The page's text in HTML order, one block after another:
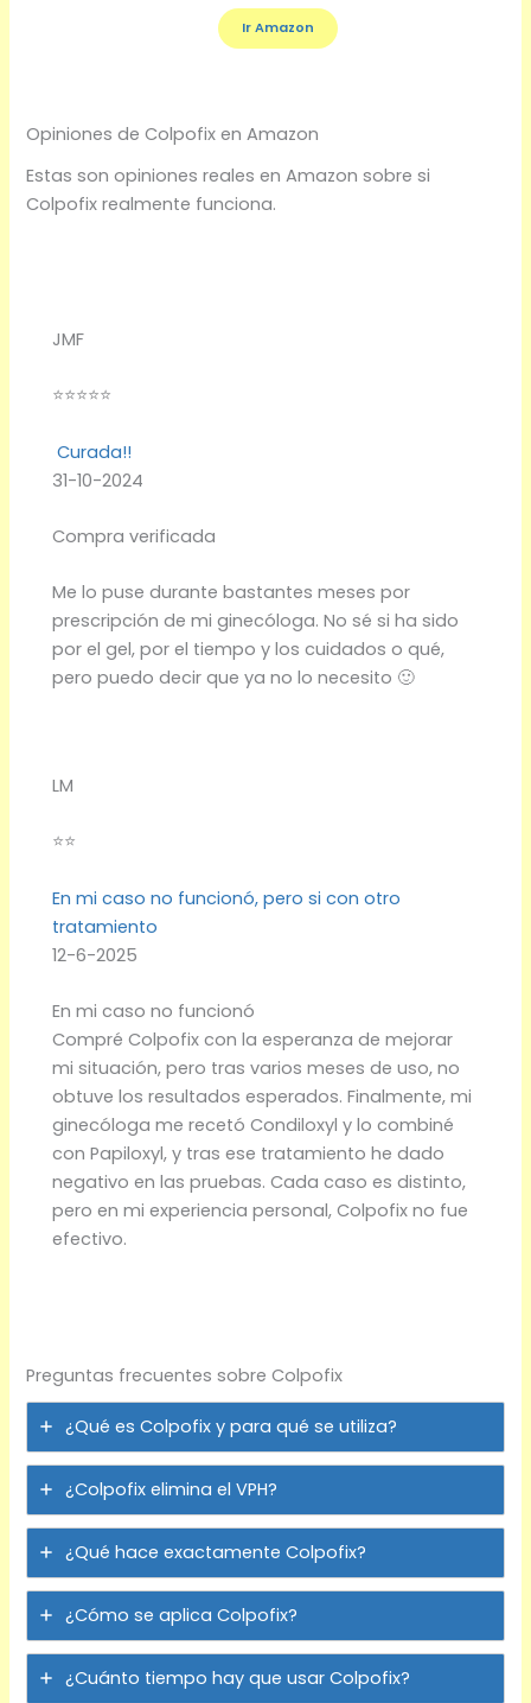
Ir Amazon
Opiniones de Colpofix en Amazon
Estas son opiniones reales en Amazon sobre si
Colpofix realmente funciona.
JMF
⭐⭐⭐⭐⭐
Curada!!
31-10-2024
Compra verificada
Me lo puse durante bastantes meses por
prescripción de mi ginecóloga. No sé si ha sido
por el gel, por el tiempo y los cuidados o qué,
pero puedo decir que ya no lo necesito 🙂
LM
⭐⭐
En mi caso no funcionó, pero si con otro
tratamiento
12-6-2025
En mi caso no funcionó
Compré Colpofix con la esperanza de mejorar
mi situación, pero tras varios meses de uso, no
obtuve los resultados esperados. Finalmente, mi
ginecóloga me recetó Condiloxyl y lo combiné
con Papiloxyl, y tras ese tratamiento he dado
negativo en las pruebas. Cada caso es distinto,
pero en mi experiencia personal, Colpofix no fue
efectivo.
Preguntas frecuentes sobre Colpofix
¿Qué es Colpofix y para qué se utiliza?
¿Colpofix elimina el VPH?
¿Qué hace exactamente Colpofix?
¿Cómo se aplica Colpofix?
¿Cuánto tiempo hay que usar Colpofix?